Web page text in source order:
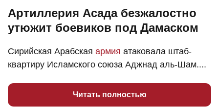
Артиллерия Асада безжалостно
утюжит боевиков под Дамаском
Сирийская Арабская армия атаковала штаб-
квартиру Исламского союза Аджнад аль-Шам....
Читать полностью